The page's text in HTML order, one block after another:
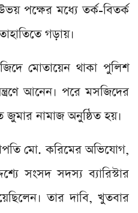
পক্ষের মধ্যে তর্ক-বিতর্ক
গড়ায়।
মোতায়েন থাকা পুলিশ
আনেন। পরে মসজিদের
জুমার নামাজ অনুষ্ঠিত হয়।
মো. করিমের অভিযোগ,
সংসদ সদস্য ব্যারিস্টার
তার দাবি, খুতবার